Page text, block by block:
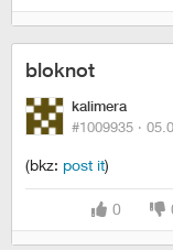
bloknot
kalimera
#1009935 ·
(bkz: post it)
0